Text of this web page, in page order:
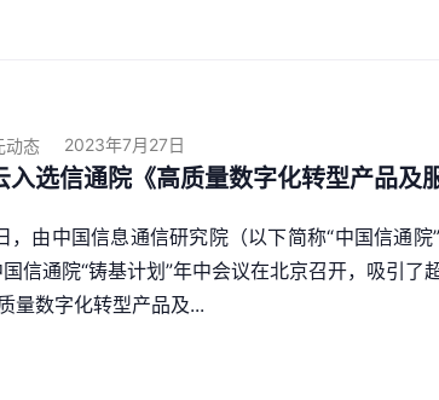
动态 2023年7月27日
入选信通院《高质量数字化转型产品及
，由中国信息通信研究院（以下简称“中国信通
国信通院“铸基计划”年中会议在北京召开，吸引
量数字化转型产品及...